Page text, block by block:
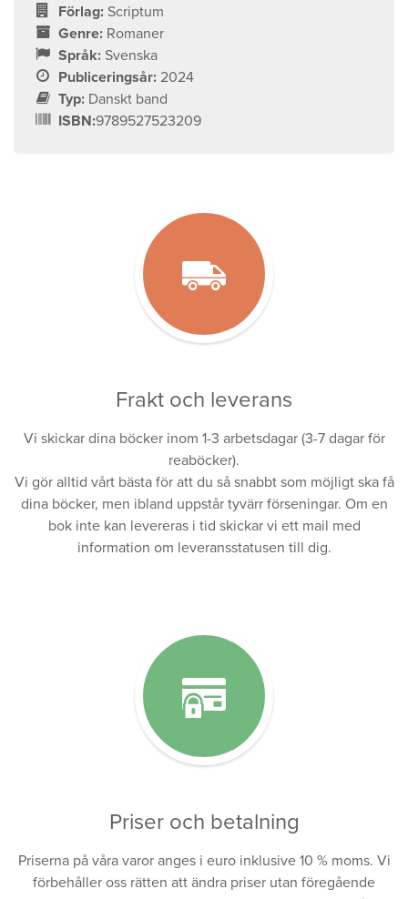
Förlag: Scriptum
Genre: Romaner
Språk: Svenska
Publiceringsår: 2024
Typ: Danskt band
ISBN:9789527523209
Frakt och leverans
Vi skickar dina böcker inom 1-3 arbetsdagar (3-7 dagar för
reaböcker).
Vi gör alltid vårt bästa för att du så snabbt som möjligt ska få
dina böcker, men ibland uppstår tyvärr förseningar. Om en
bok inte kan levereras i tid skickar vi ett mail med
information om leveransstatusen till dig.
Priser och betalning
Priserna på våra varor anges i euro inklusive 10 % moms. Vi
förbehåller oss rätten att ändra priser utan föregående